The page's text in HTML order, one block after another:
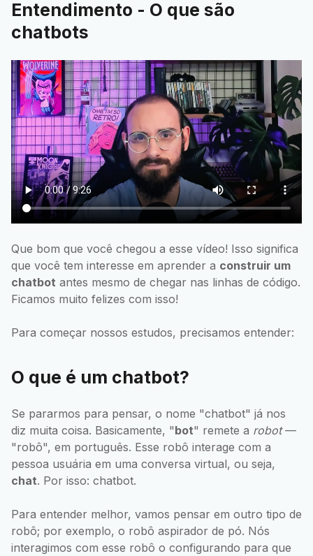
Entendimento - O que são
chatbots
Que bom que você chegou a esse vídeo! Isso significa
que você tem interesse em aprender a construir um
chatbot antes mesmo de chegar nas linhas de código.
Ficamos muito felizes com isso!
Para começar nossos estudos, precisamos entender:
O que é um chatbot?
Se pararmos para pensar, o nome "chatbot" já nos
diz muita coisa. Basicamente, "bot" remete a robot—
"robô", em português. Esse robô interage com a
pessoa usuária em uma conversa virtual, ou seja,
chat. Por isso: chatbot.
Para entender melhor, vamos pensar em outro tipo de
robô; por exemplo, o robô aspirador de pó. Nós
interagimos com esse robô o configurando para que